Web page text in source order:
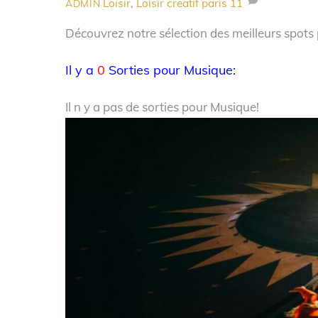
ADMIN Loisir, Loisir creatif paris 11
Découvrez notre sélection des meilleurs
Il y a 0 Sorties pour Musique:
Il n y a pas de sorties pour Musique!